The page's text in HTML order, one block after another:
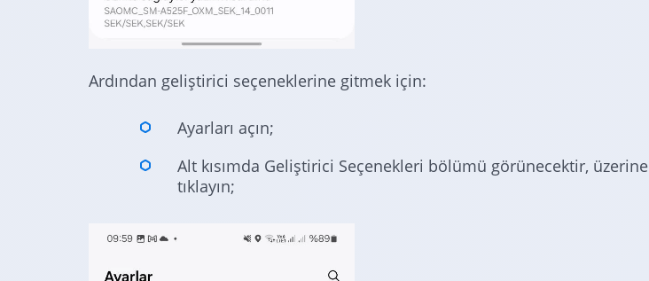
Ardından geliştirici seçeneklerine gitmek için:
Ayarları açın;
Alt kısımda Geliştirici Seçenekleri bölümü görünecektir, üzerine
tıklayın;